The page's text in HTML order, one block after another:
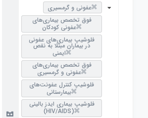
عفونی و گرمسیری
فوق تخصص بیماری‌های
عفونی کودکان
فلوشیپ بیماری‌های عفونی
در بیماران مبتلا به نقص
ایمنی
فوق تخصص بیماری‌های
عفونی و گرمسیری
فلوشیپ کنترل عفونت‌های
بیمارستانی
فلوشیپ بیماری ایدز بالینی
(HIV/AIDS)